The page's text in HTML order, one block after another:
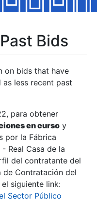
Bids
on bids that have
less recent past
para obtener
en curso y
por la Fábrica
Real Casa de la
del contratante del
de Contratación del
siguiente link:
Sector Público